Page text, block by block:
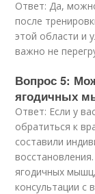
Ответ: Да,
после
этой области и
важно не
Вопрос 5:
ягодичных
Ответ: Если у
обратиться к
составили
ягодичных
консультации с